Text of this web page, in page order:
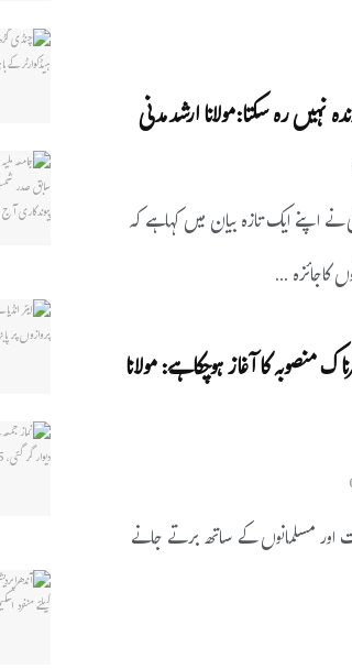
نہیں رہ سکتا:مولانا ارشدمدنی
نے اپنے ایک تازہ بیان میں کہاہے کہ
کاجائزہ ...
کا آغاز ہوچکاہے: مولانا
اور مسلمانوں کے ساتھ برتے جانے